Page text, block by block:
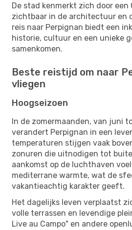
De stad kenmerkt zich door een
zichtbaar in de architectuur en
reis naar Perpignan biedt een
historie, cultuur en een unieke
samenkomen.
Beste reistijd om naar
vliegen
Hoogseizoen
In de zomermaanden, van juni
verandert Perpignan in een
temperaturen stijgen vaak
zonuren die uitnodigen tot
aankomst op de luchthaven
mediterrane warmte, wat de
vakantieachtig karakter geeft.
Het dagelijks leven verplaatst
volle terrassen en levendige
Live au Campo" en andere